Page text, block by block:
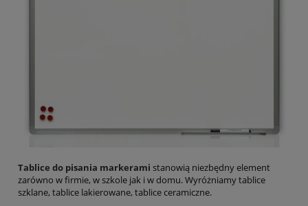
Tablice do pisania markerami stanowią niezbędny element
zarówno w firmie, w szkole jak i w domu. Wyróżniamy tablice
szklane, tablice lakierowane, tablice ceramiczne.